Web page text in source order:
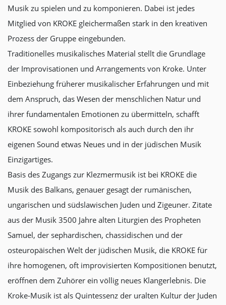
Musik zu spielen und zu komponieren. Dabei ist jedes
Mitglied von KROKE gleichermaßen stark in den kreativen
Prozess der Gruppe eingebunden.
Traditionelles musikalisches Material stellt die Grundlage
der Improvisationen und Arrangements von Kroke. Unter
Einbeziehung früherer musikalischer Erfahrungen und mit
dem Anspruch, das Wesen der menschlichen Natur und
ihrer fundamentalen Emotionen zu übermitteln, schafft
KROKE sowohl kompositorisch als auch durch den ihr
eigenen Sound etwas Neues und in der jüdischen Musik
Einzigartiges.
Basis des Zugangs zur Klezmermusik ist bei KROKE die
Musik des Balkans, genauer gesagt der rumänischen,
ungarischen und südslawischen Juden und Zigeuner. Zitate
aus der Musik 3500 Jahre alten Liturgien des Propheten
Samuel, der sephardischen, chassidischen und der
osteuropäischen Welt der jüdischen Musik, die KROKE für
ihre homogenen, oft improvisierten Kompositionen benutzt,
eröffnen dem Zuhörer ein völlig neues Klangerlebnis. Die
Kroke-Musik ist als Quintessenz der uralten Kultur der Juden